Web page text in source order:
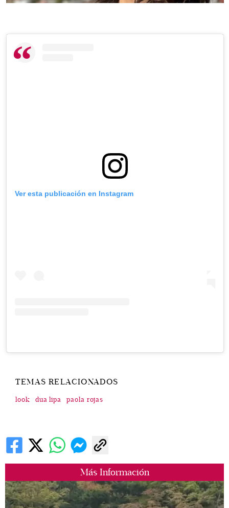
Más Información
Ver esta publicación en Instagram
TEMAS RELACIONADOS
look dua lipa paola rojas